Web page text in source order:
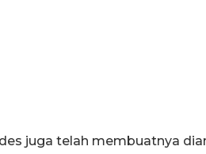
juga telah membuatnya